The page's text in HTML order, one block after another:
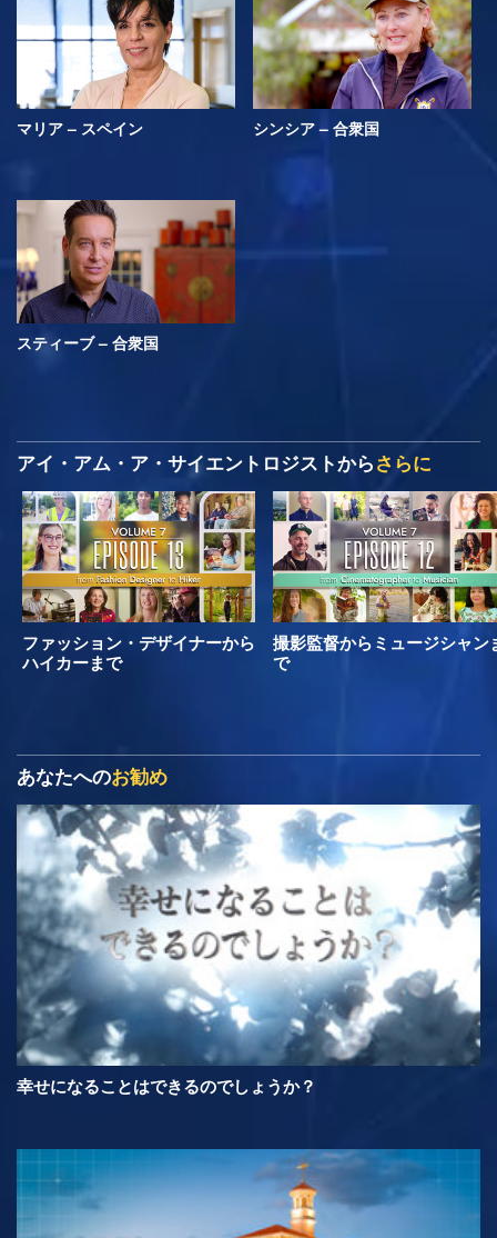
マリア – スペイン シンシア – 合衆国
スティーブ – 合衆国
アイ・アム・ア・サイエントロジストからさらに
ファッション・デザイナーから
ハイカーまで
撮影監督からミュージシャン
で
あなたへのお勧め
幸せになることはできるのでしょうか？